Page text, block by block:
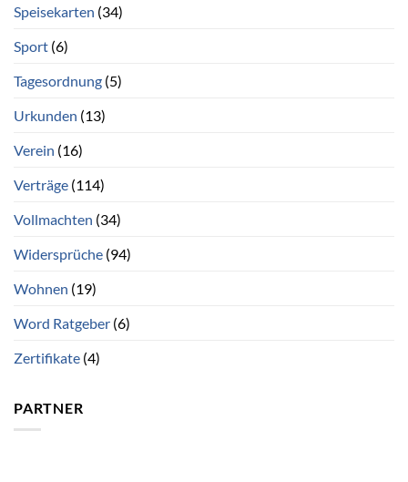
Speisekarten (34)
Sport (6)
Tagesordnung (5)
Urkunden (13)
Verein (16)
Verträge (114)
Vollmachten (34)
Widersprüche (94)
Wohnen (19)
Word Ratgeber (6)
Zertifikate (4)
PARTNER